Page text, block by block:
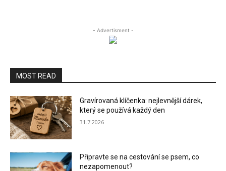
- Advertisment -
MOST READ
Gravírovaná klíčenka: nejlevnější dárek,
který se používá každý den
31.7.2026
Připravte se na cestování se psem, co
nezapomenout?